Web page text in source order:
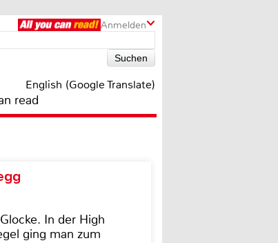
Anmelden
English (Google Translate)
read
In der High
ging man zum